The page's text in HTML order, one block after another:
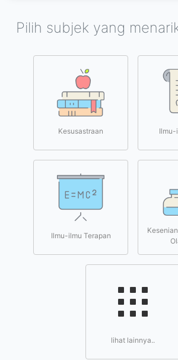
Pilih subjek yang
Kesusastraan Ilmu-
Ilmu-ilmu Terapan
lihat lainnya..